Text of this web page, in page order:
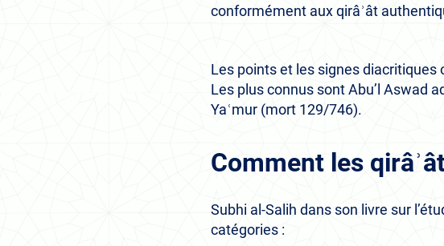
conformément aux qirâʾât
Les points et les signes
Les plus connus sont Abu’l Aswad
Yaʿmur (mort 129/746).
Comment les
Subhi al-Salih dans son livre sur
catégories :